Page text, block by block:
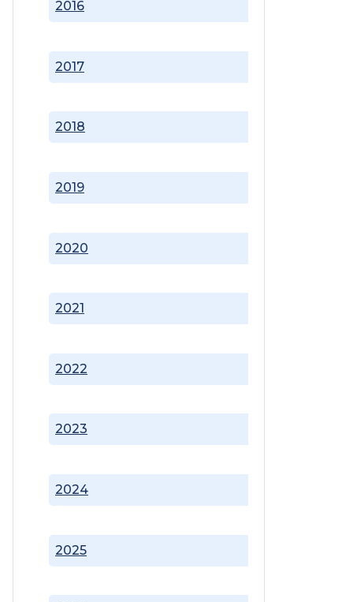
2016
2017
2018
2019
2020
2021
2022
2023
2024
2025